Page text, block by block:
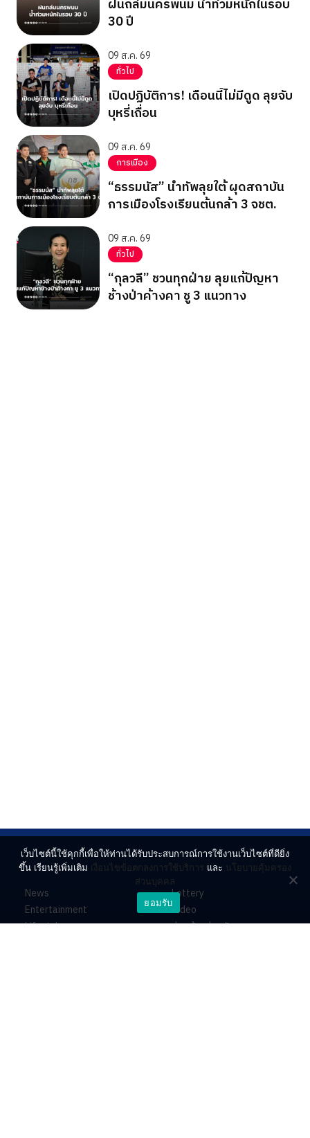
ฝนถล่มนครพนม น้ำท่วมหนักในรอบ
30 ปี
09 ส.ค. 69
ทั่วไป
เปิดปฏิบัติการ! เดือนนี้ไม่มีดูด ลุยจับ
บุหรี่เถื่อน
09 ส.ค. 69
การเมือง
“ธรรมนัส” นำทัพลุยใต้ ผุดสถาบัน
การเมืองโรงเรียนต้นกล้า 3 จชต.
09 ส.ค. 69
ทั่วไป
“กุลวลี” ชวนทุกฝ่าย ลุยแก้ปัญหา
ช้างป่าค้างคา ชู 3 แนวทาง
News
Entertainment
Lifestyle
Lottery
Video
ร่วมด้วยช่วยกัน
เว็บไซต์นี้ใช้คุกกี้เพื่อให้ท่านได้รับประสบการณ์การใช้งานเว็บไซต์ที่ดียิ่ง
ขึ้น เรียนรู้เพิ่มเติม เงื่อนไขข้อตกลงการใช้บริการ และ นโยบายคุ้มครอง
ส่วนบุคคล
ยอมรับ